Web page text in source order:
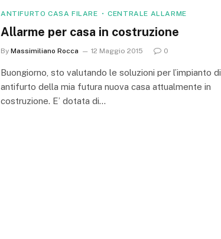
ANTIFURTO CASA FILARE CENTRALE ALLARME
Allarme per casa in costruzione
By Massimiliano Rocca 12 Maggio 2015 0
Buongiorno, sto valutando le soluzioni per l’impianto di
antifurto della mia futura nuova casa attualmente in
costruzione. E’ dotata di…